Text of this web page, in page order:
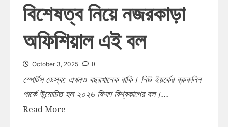
বিশেষত্ব নিয়ে নজরকাড়া
অফিশিয়াল এই বল
October 3, 2025 0
স্পোর্টস ডেস্ক: এখনও বছরখানেক বাকি। নিউ ইয়র্কের ব্রুকলিন
পার্কে উন্মোচিত হল ২০২৬ ফিফা বিশ্বকাপের বল।...
Read More